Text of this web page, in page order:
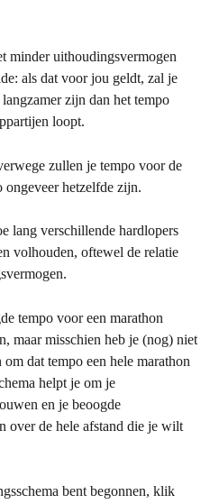
minder uithoudingsvermogen
als dat voor jou geldt, zal je
zijn dan het tempo
loopt.
zullen je tempo voor de
ongeveer hetzelfde zijn.
lang verschillende hardlopers
volhouden, oftewel de relatie
tempo voor een marathon
maar misschien heb je (nog) niet
dat tempo een hele marathon
helpt je om je
en je beoogde
over de hele afstand die je wilt
bent begonnen, klik